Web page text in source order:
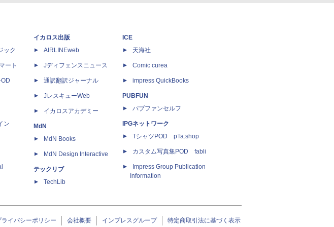
ック
ート
ン
イカロス出版
AIRLINEweb
Jディフェンスニュース
通訳翻訳ジャーナル
JレスキューWeb
イカロスアカデミー
MdN
MdN Books
MdN Design Interactive
テックリブ
TechLib
ICE
天海社
Comic curea
impress QuickBooks
PUBFUN
パブファンセルフ
IPGネットワーク
TシャツPOD pTa.shop
カスタム写真集POD fabli
Impress Group Publication
Information
ライバシーポリシー 会社概要 インプレスグループ 特定商取引法に基づく表示